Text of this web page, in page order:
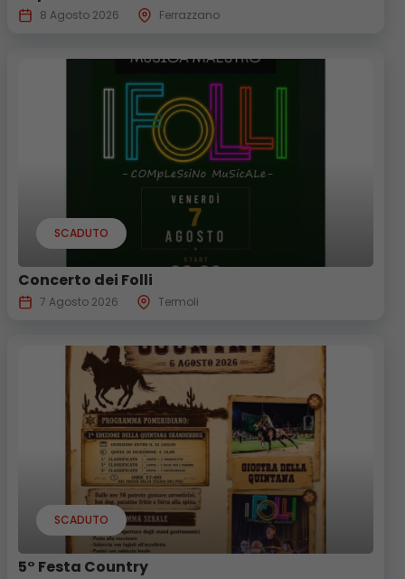
8 Agosto 2026 Ferrazzano
SCADUTO
Concerto dei Folli
7 Agosto 2026 Termoli
SCADUTO
5° Festa Country